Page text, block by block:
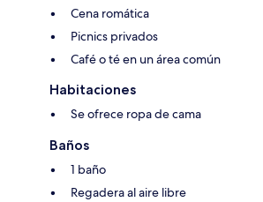
Cena romática
Picnics privados
Café o té en un área común
Habitaciones
Se ofrece ropa de cama
Baños
1 baño
Regadera al aire libre